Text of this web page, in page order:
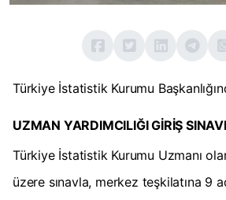
Türkiye İstatistik Kurumu
UZMAN YARDIMCILIĞI GİRİŞ
Türkiye İstatistik Kurumu Uzmanı
üzere sınavla, merkez teşkilatına 9